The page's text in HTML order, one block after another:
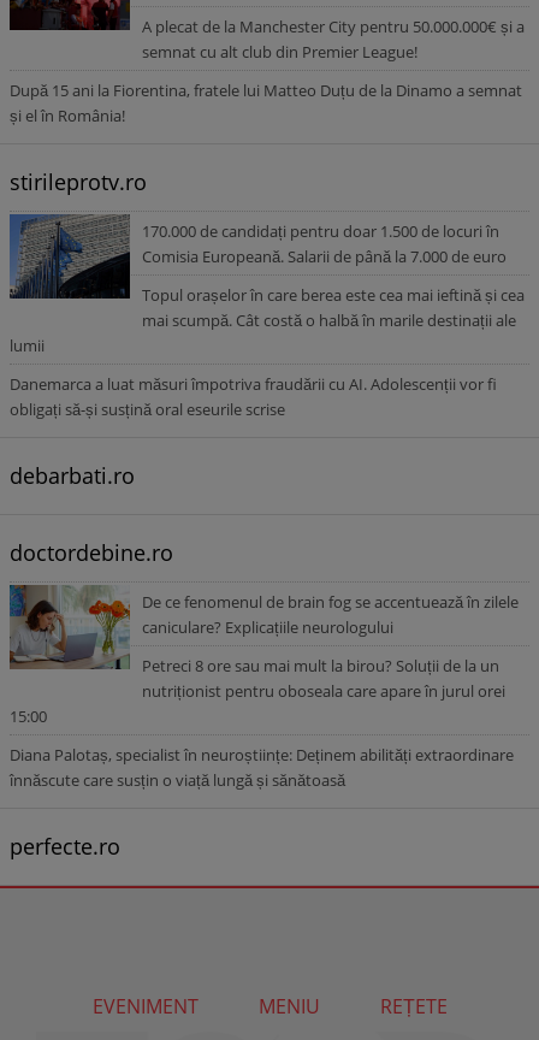
A plecat de la Manchester City pentru 50.000.000€ și a
semnat cu alt club din Premier League!
După 15 ani la Fiorentina, fratele lui Matteo Duțu de la Dinamo a semnat
și el în România!
stirileprotv.ro
170.000 de candidați pentru doar 1.500 de locuri în
Comisia Europeană. Salarii de până la 7.000 de euro
Topul orașelor în care berea este cea mai ieftină și cea
mai scumpă. Cât costă o halbă în marile destinații ale
lumii
Danemarca a luat măsuri împotriva fraudării cu AI. Adolescenții vor fi
obligați să-și susțină oral eseurile scrise
debarbati.ro
doctordebine.ro
De ce fenomenul de brain fog se accentuează în zilele
caniculare? Explicațiile neurologului
Petreci 8 ore sau mai mult la birou? Soluții de la un
nutriționist pentru oboseala care apare în jurul orei
15:00
Diana Palotaș, specialist în neuroștiințe: Deținem abilități extraordinare
înnăscute care susțin o viață lungă și sănătoasă
perfecte.ro
EVENIMENT MENIU
REȚETE